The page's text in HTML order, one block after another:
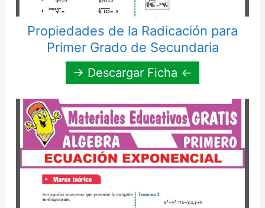
Propiedades de la Radicación para
Primer Grado de Secundaria
→ Descargar Ficha ←